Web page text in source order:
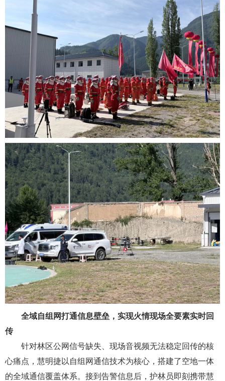
全域自组网打通信息壁垒，实现火情现场全要素实时回
传
针对林区公网信号缺失、现场音视频无法稳定回传的核
心痛点，慧明捷以自组网通信技术为核心，搭建了空地一体
的全域通信覆盖体系。接到告警信息后，护林员即刻携带慧